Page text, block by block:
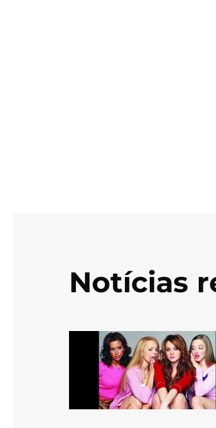
Notícias